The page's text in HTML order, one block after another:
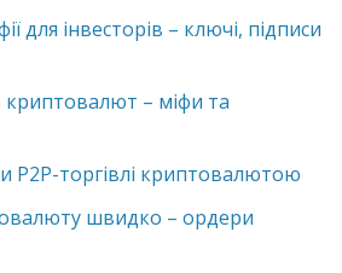
для інвесторів – ключі, підписи
криптовалют – міфи та
P2P-торгівлі криптовалютою
швидко – ордери